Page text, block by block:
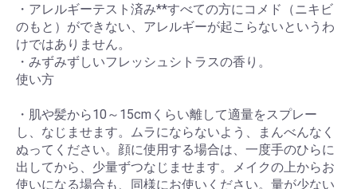
・アレルギーテスト済み**すべての方にコメド（ニキビ
のもと）ができない、アレルギーが起こらないというわ
けではありません。
・みずみずしいフレッシュシトラスの香り。
使い方
・肌や髪から10～15cmくらい離して適量をスプレー
し、なじませます。ムラにならないよう、まんべんなく
ぬってください。顔に使用する場合は、一度手のひらに
出してから、少量ずつなじませます。メイクの上からお
使いになる場合も、同様にお使いください。量が少ない